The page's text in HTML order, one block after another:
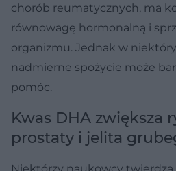
chorób reumatycznych, ma
równowagę hormonalną i
organizmu. Jednak w
nadmierne spożycie może
pomóc.
Kwas DHA zwiększa
prostaty i jelita
Niektórzy naukowcy